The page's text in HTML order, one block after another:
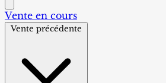
Vente en cours
Vente précédente